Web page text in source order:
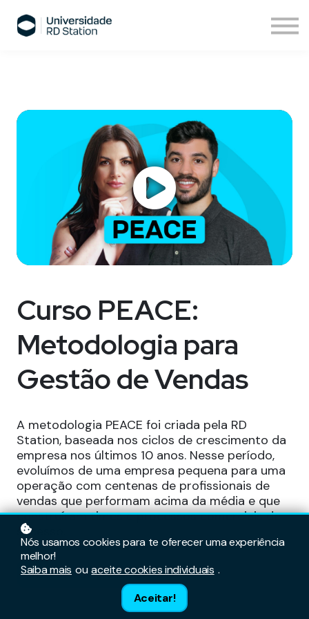
Assinatura de cursos
Curso PEACE:
Metodologia para
Gestão de Vendas
A metodologia PEACE foi criada pela RD
Station, baseada nos ciclos de crescimento da
empresa nos últimos 10 anos. Nesse período,
evoluímos de uma empresa pequena para uma
operação com centenas de profissionais de
vendas que performam acima da média e que
construíram times e processos comerciais de
sucesso.
Inscreva-se gratuitamente
Nós usamos cookies para te oferecer uma experiência
melhor!
Saiba mais ou aceite cookies individuais .
Aceitar!